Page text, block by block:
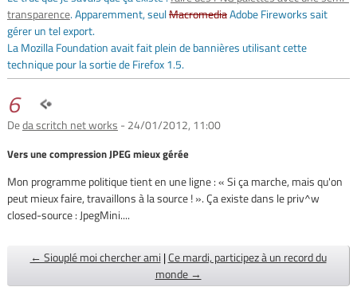
transparence. Apparemment, seulMacromediaAdobe Fireworks sait
gérer un tel export.
La Mozilla Foundation avait fait plein de bannières utilisant cette
technique pour la sortie de Firefox 1.5.
6
Deda scritch net works - 24/01/2012, 11:00
Vers une compression JPEG mieux gérée
Mon programme politique tient en une ligne : « Si ça marche, mais qu'on
peut mieux faire, travaillons à la source ! ». Ça existe dans le priv^w
closed-source : JpegMini....
← Siouplé moi chercher ami |Ce mardi, participez à un record du
monde →